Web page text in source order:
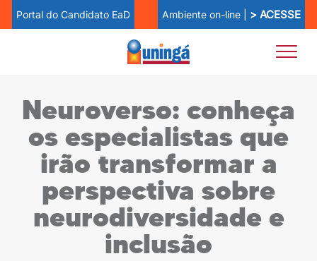
Portal do Candidato EaD Ambiente on-line | > ACESSE
Neuroverso: conheça
os especialistas que
irão transformar a
perspectiva sobre
neurodiversidade e
inclusão